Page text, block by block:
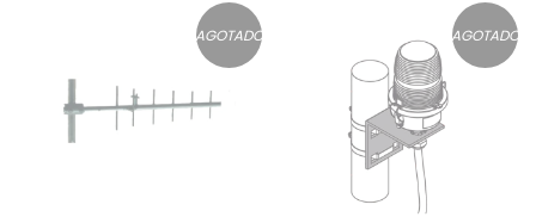
Serie19: DS2419+II, DS2419+,
DS1819+, DVA3219 / S MOD:
D4ECSO-2666-16G
AGOTADO AGOTADO